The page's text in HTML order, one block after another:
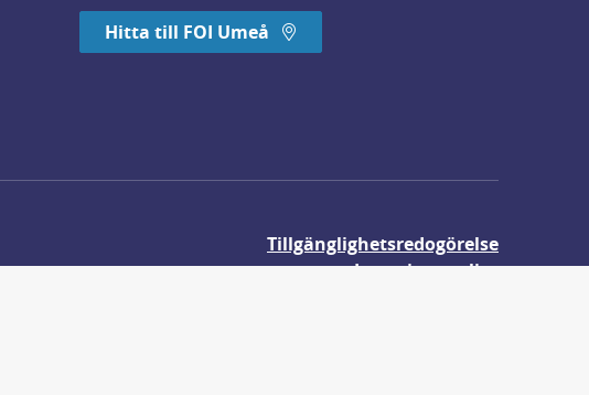
Hitta till FOI Umeå
Tillgänglighetsredogörelse
Integritetspolicy